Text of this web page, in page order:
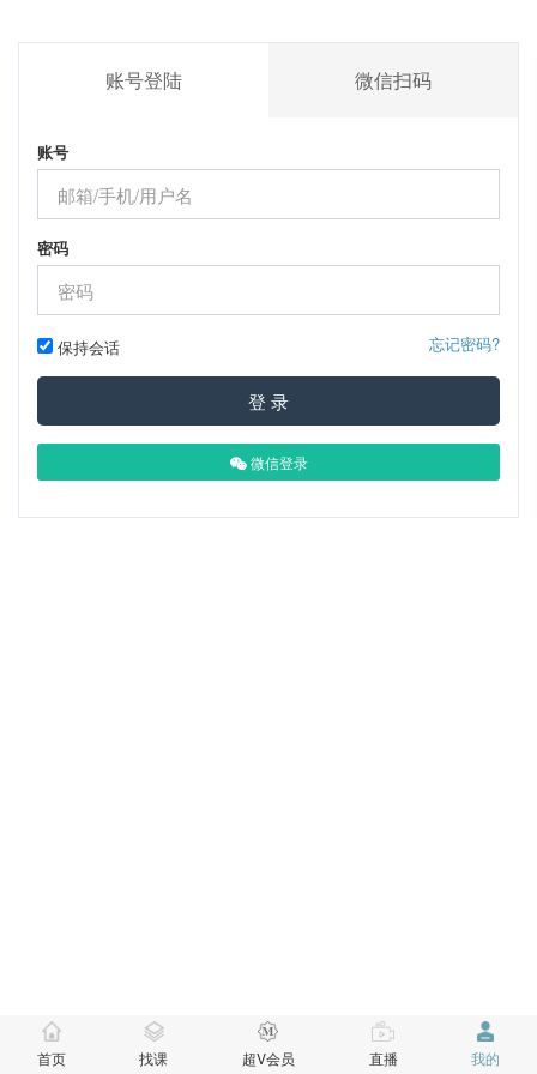
账号登陆 微信扫码
账号
密码
保持会话 忘记密码?
登 录
微信登录
首页 找课 超V会员 直播 我的